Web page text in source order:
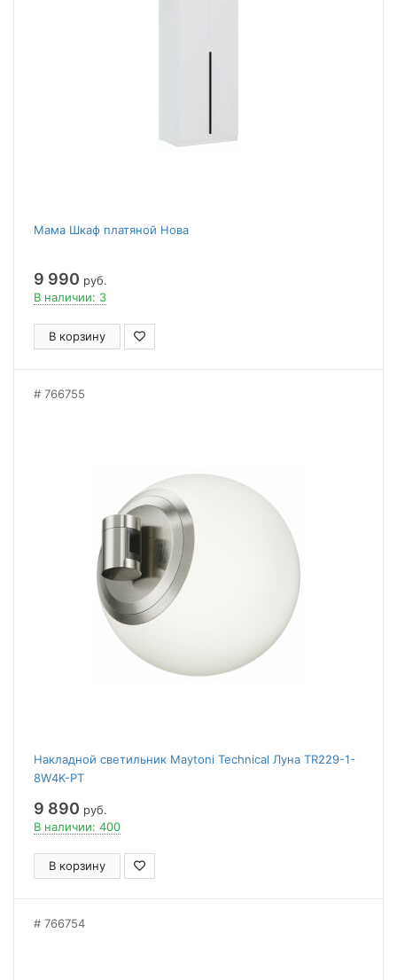
Мама Шкаф платяной Нова
9 990 руб.
В наличии: 3
В корзину
766755
Накладной светильник Maytoni Technical Луна TR229-1-
8W4K-PT
9 890 руб.
В наличии: 400
В корзину
766754